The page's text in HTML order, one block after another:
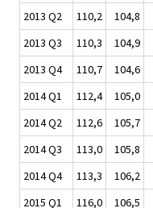
2013 Q2
110,2 104,8
2013 Q3
110,3 104,9
2013 Q4
110,7 104,6
2014 Q1
112,4 105,0
2014 Q2
112,6 105,7
2014 Q3
113,0 105,8
2014 Q4
113,3 106,2
2015 Q1
116,0 106,5